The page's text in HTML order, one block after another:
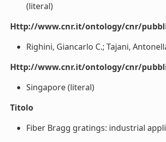
(literal)
Http://www.cnr.it/ontology/cnr/
Righini, Giancarlo C.; Tajani,
Http://www.cnr.it/ontology/cnr/
Singapore (literal)
Titolo
Fiber Bragg gratings: industrial